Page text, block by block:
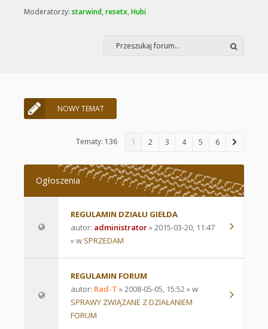
Moderatorzy: starwind, resetx, Hubi
NOWY TEMAT
Tematy: 136 1 2 3 4 5 6
Ogłoszenia
REGULAMIN DZIAŁU GIEŁDA
autor: administrator» 2015-03-20, 11:47
» w SPRZEDAM
REGULAMIN FORUM
autor: Rad-T » 2008-05-05, 15:52 » w
SPRAWY ZWIĄZANE Z DZIAŁANIEM
FORUM